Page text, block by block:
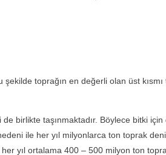
toprağın en değerli olan üst kısmı
taşınmaktadır. Böylece bitki
ile her yıl milyonlarca ton toprak
yıl ortalama 400 – 500 milyon ton